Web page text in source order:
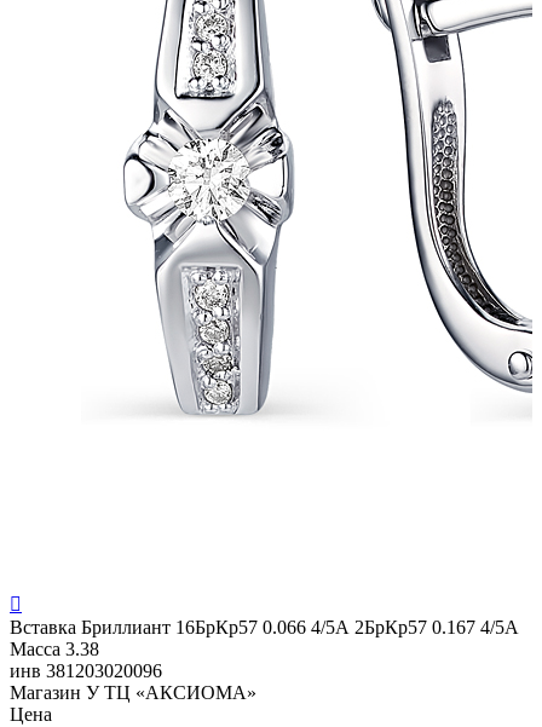

Вставка Бриллиант 16БрКр57 0.066 4/5А 2БрКр57 0.167 4/5А
Масса 3.38
инв 381203020096
Магазин У ТЦ «АКСИОМА»
Цена